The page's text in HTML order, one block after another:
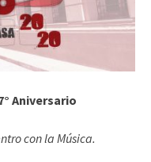
Aniversario
con la Música.